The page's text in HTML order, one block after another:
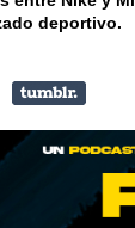
deportivo.